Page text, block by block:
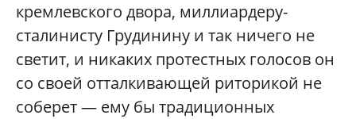
кремлевского двора, миллиардеру-
сталинисту Грудинину и так ничего не
светит, и никаких протестных голосов он
со своей отталкивающей риторикой не
соберет — ему бы традиционных